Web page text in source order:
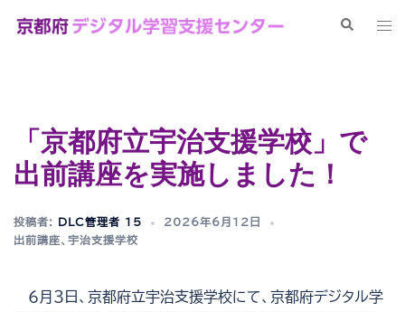
検
ト
「京都府立宇治支援学校」で
出前講座を実施しました！
投稿者: DLC管理者 15
2026年6月12日
出前講座、 宇治支援学校
６月３日、京都府立宇治支援学校にて、京都府デジタル学